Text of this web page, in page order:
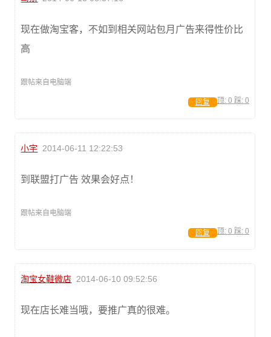
现在做淘宝客，不如到相关网站包月广告来得性价比
高
跟帖来自电脑端
顶: 0 踩: 0
回复
小宇 2014-06-11 12:22:53
到联盟打广告 效果会好点！
跟帖来自电脑端
顶: 0 踩: 0
回复
淘宝女鞋微店 2014-06-10 09:52:56
现在店长难当哦，要推广真的很难。